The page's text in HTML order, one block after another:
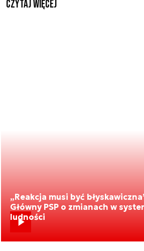
czytaj więcej
„Reakcja musi być
Główny PSP o zmianach w
ludności